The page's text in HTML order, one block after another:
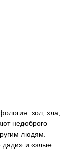
зол, зла,
недоброго
людям.
дяди» и «злые